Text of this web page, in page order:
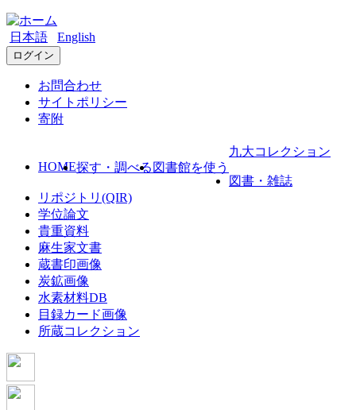
日本語 English
ログイン
お問合わせ
サイトポリシー
寄附
HOME探す・調べる 図書館を使う
九大コレクション
図書・雑誌
リポジトリ(QIR)
学位論文
貴重資料
麻生家文書
蔵書印画像
炭鉱画像
水素材料DB
目録カード画像
所蔵コレクション